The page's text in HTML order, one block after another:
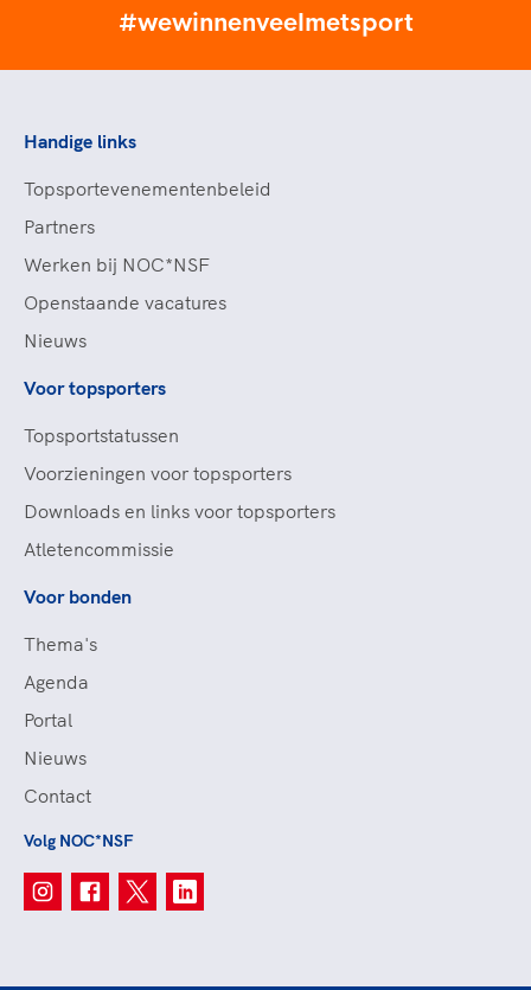
#wewinnenveelmetsport
Handige links
Topsportevenementenbeleid
Partners
Werken bij NOC*NSF
Openstaande vacatures
Nieuws
Voor topsporters
Topsportstatussen
Voorzieningen voor topsporters
Downloads en links voor topsporters
Atletencommissie
Voor bonden
Thema's
Agenda
Portal
Nieuws
Contact
Volg NOC*NSF